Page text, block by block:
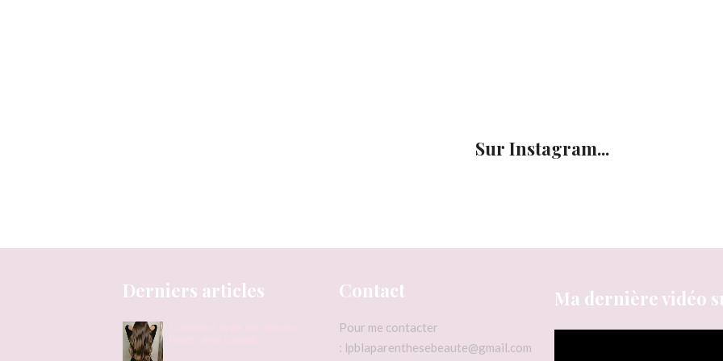
Sur Instagram...
Derniers articles Contact
Pour me contacter
: lpblaparenthesebeaute@gmail.com
Ma dernière vidéo